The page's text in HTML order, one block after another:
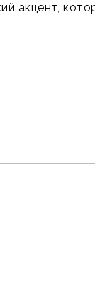
акцент,